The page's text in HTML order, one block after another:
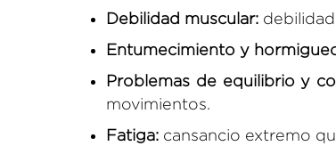
Debilidad muscular:debilidad
Entumecimiento y
Problemas de equilibrio y
movimientos.
Fatiga:cansancio extremo